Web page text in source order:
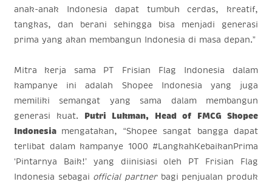
anak-anak Indonesia dapat tumbuh cerdas, kreatif,
tangkas, dan berani sehingga bisa menjadi generasi
prima yang akan membangun Indonesia di masa depan.”
Mitra kerja sama
PT Frisian Flag Indonesia dalam
kampanye ini adalah Shopee Indonesia yang juga
memiliki semangat yang sama dalam membangun
generasi kuat.
Putri Lukman, Head of FMCG Shopee
Indonesia mengatakan, “Shopee sangat bangga dapat
terlibat dalam kampanye 1000 #LangkahKebaikanPrima
‘Pintarnya Baik!’ yang diinisiasi oleh PT Frisian Flag
Indonesia sebagai official partnerbagi penjualan produk